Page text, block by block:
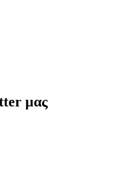
μας